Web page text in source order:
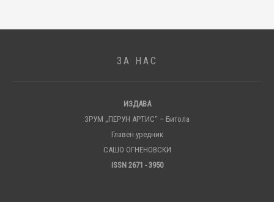
ЗА НАС
ИЗДАВА
ЗРУМ „ПЕРУН АРТИС“ – Битола
Главен уредник
САШО ОГНЕНОВСКИ
ISSN 2671 - 3950